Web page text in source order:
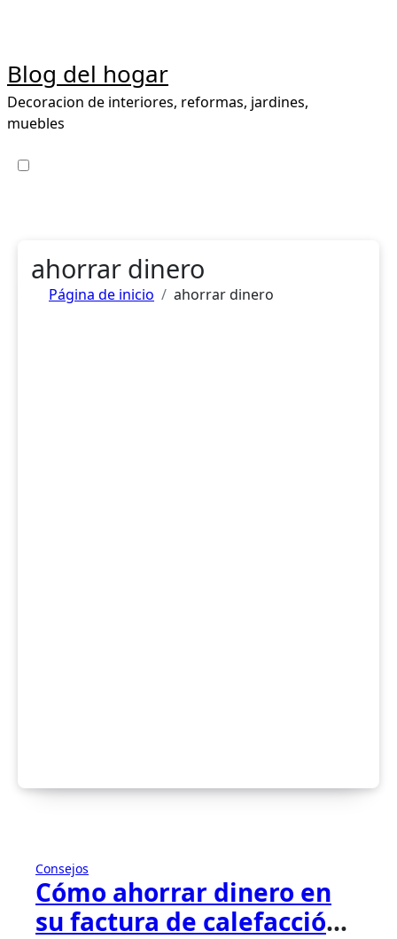
Blog del hogar
Decoracion de interiores, reformas, jardines,
muebles
ahorrar dinero
Página de inicio ahorrar dinero
Consejos
Cómo ahorrar dinero en
su factura de calefacción